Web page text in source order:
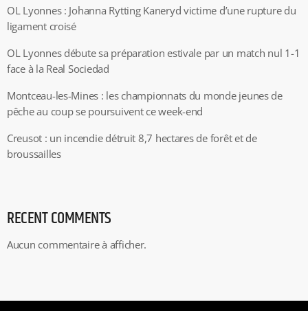
OL Lyonnes : Johanna Rytting Kaneryd victime d’une rupture du
ligament croisé
OL Lyonnes débute sa préparation estivale par un match nul 1-1
face à la Real Sociedad
Montceau-les-Mines : les championnats du monde jeunes de
pêche au coup se poursuivent ce week-end
Creusot : un incendie détruit 8,7 hectares de forêt et de
broussailles
RECENT COMMENTS
Aucun commentaire à afficher.